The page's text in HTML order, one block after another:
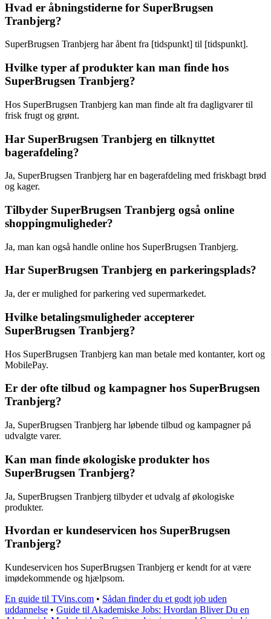
Hvad er åbningstiderne for SuperBrugsen
Tranbjerg?
SuperBrugsen Tranbjerg har åbent fra [tidspunkt] til [tidspunkt].
Hvilke typer af produkter kan man finde hos
SuperBrugsen Tranbjerg?
Hos SuperBrugsen Tranbjerg kan man finde alt fra dagligvarer til
frisk frugt og grønt.
Har SuperBrugsen Tranbjerg en tilknyttet
bagerafdeling?
Ja, SuperBrugsen Tranbjerg har en bagerafdeling med friskbagt brød
og kager.
Tilbyder SuperBrugsen Tranbjerg også online
shoppingmuligheder?
Ja, man kan også handle online hos SuperBrugsen Tranbjerg.
Har SuperBrugsen Tranbjerg en parkeringsplads?
Ja, der er mulighed for parkering ved supermarkedet.
Hvilke betalingsmuligheder accepterer
SuperBrugsen Tranbjerg?
Hos SuperBrugsen Tranbjerg kan man betale med kontanter, kort og
MobilePay.
Er der ofte tilbud og kampagner hos SuperBrugsen
Tranbjerg?
Ja, SuperBrugsen Tranbjerg har løbende tilbud og kampagner på
udvalgte varer.
Kan man finde økologiske produkter hos
SuperBrugsen Tranbjerg?
Ja, SuperBrugsen Tranbjerg tilbyder et udvalg af økologiske
produkter.
Hvordan er kundeservicen hos SuperBrugsen
Tranbjerg?
Kundeservicen hos SuperBrugsen Tranbjerg er kendt for at være
imødekommende og hjælpsom.
En guide til TVins.com • Sådan finder du et godt job uden
uddannelse • Guide til Akademiske Jobs: Hvordan Bliver Du en